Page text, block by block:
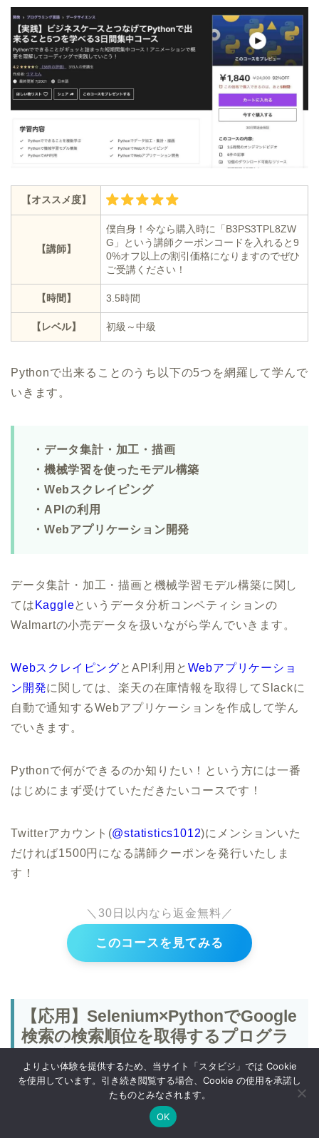
【オススメ度】
【講師】
僕自身！今なら購入時に「B3PS3TPL8ZW
G」という講師クーポンコードを入れると9
0%オフ以上の割引価格になりますのでぜひ
ご受講ください！
【時間】 3.5時間
【レベル】 初級～中級
Pythonで出来ることのうち以下の5つを網羅して学んで
いきます。
・データ集計・加工・描画
・機械学習を使ったモデル構築
・Webスクレイピング
・APIの利用
・Webアプリケーション開発
データ集計・加工・描画と機械学習モデル構築に関し
ては Kaggleというデータ分析コンペティションの
Walmartの小売データを扱いながら学んでいきます。
WebスクレイピングとAPI利用と Webアプリケーショ
ン開発に関しては、楽天の在庫情報を取得してSlackに
自動で通知するWebアプリケーションを作成して学ん
でいきます。
Pythonで何ができるのか知りたい！という方には一番
はじめにまず受けていただきたいコースです！
Twitterアカウント(@statistics1012)にメンションいた
だければ1500円になる講師クーポンを発行いたしま
す！
＼30日以内なら返金無料／
このコースを見てみる
【応用】Selenium×PythonでGoogle
検索の検索順位を取得するプログラ
Seleniumを勉強する講座を紹介してきましたが、この
Selenium×PythonでGoogle検
よりよい体験を提供するため、当サイト「スタビジ」では Cookie
を使用しています。引き続き閲覧する場合、Cookie の使用を承諾し
たものとみなされます。
OK